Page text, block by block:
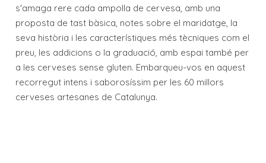
s'amaga rere cada ampolla de cervesa, amb una
proposta de tast bàsica, notes sobre el maridatge, la
seva història i les característiques més tècniques com el
preu, les addicions o la graduació, amb espai també per
a les cerveses sense gluten. Embarqueu-vos en aquest
recorregut intens i saborosíssim per les 60 millors
cerveses artesanes de Catalunya.